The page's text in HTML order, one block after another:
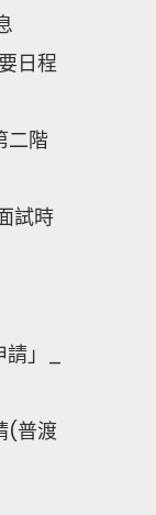
日程
二階
試時
請」_
(普渡